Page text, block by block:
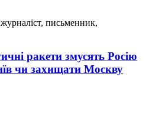
письменник,
ракети змусять Росію
чи захищати Москву